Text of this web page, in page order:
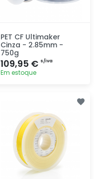
PET CF Ultimaker
Cinza - 2.85mm -
750g
109,95 € s/iva
Em estoque